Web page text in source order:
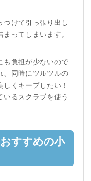
けて引っ張り出し
ってしまいます。
も負担が少ないので
、同時にツルツルの
くキープしたい！
るスクラブを使う
すすめの小